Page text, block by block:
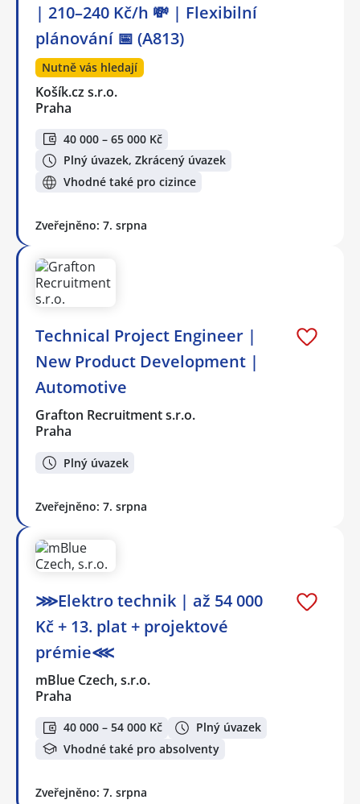
| 210–240 Kč/h 💸 | Flexibilní
plánování 📅 (A813)
Nutně vás hledají
Košík.cz s.r.o.
Praha
40 000 – 65 000 Kč
Plný úvazek, Zkrácený úvazek
Vhodné také pro cizince
Zveřejněno: 7. srpna
Technical Project Engineer |
New Product Development |
Automotive
Grafton Recruitment s.r.o.
Praha
Plný úvazek
Zveřejněno: 7. srpna
⋙Elektro technik | až 54 000
Kč + 13. plat + projektové
prémie⋘
mBlue Czech, s.r.o.
Praha
40 000 – 54 000 Kč
Plný úvazek
Vhodné také pro absolventy
Zveřejněno: 7. srpna